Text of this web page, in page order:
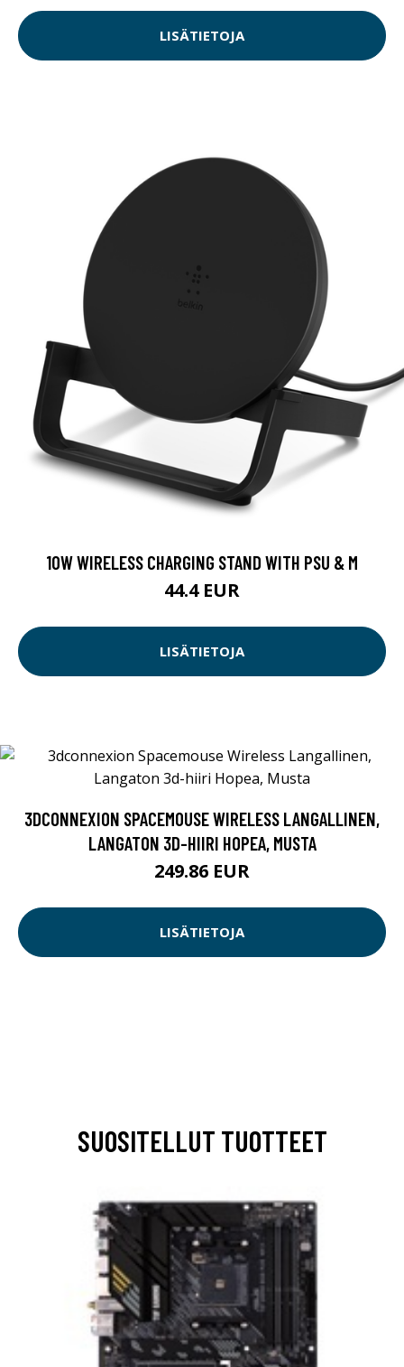
LISÄTIETOJA
10W WIRELESS CHARGING STAND WITH PSU & M
44.4 EUR
LISÄTIETOJA
3DCONNEXION SPACEMOUSE WIRELESS LANGALLINEN,
LANGATON 3D-HIIRI HOPEA, MUSTA
249.86 EUR
LISÄTIETOJA
SUOSITELLUT TUOTTEET